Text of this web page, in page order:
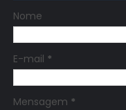
Nome
E-mail *
Mensagem *